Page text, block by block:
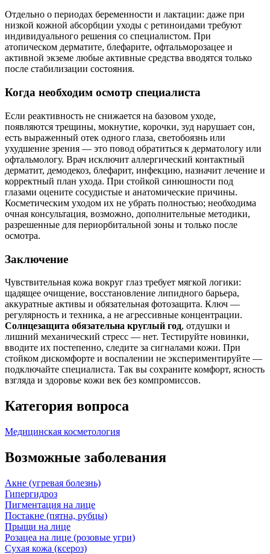
Отдельно о периодах беременности и лактации: даже при
низкой кожной абсорбции уходы с ретиноидами требуют
индивидуального решения со специалистом. При
атопическом дерматите, блефарите, офтальморозацее и
активной экземе любые активные средства вводятся только
после стабилизации состояния.
Когда необходим осмотр специалиста
Если реактивность не снижается на базовом уходе,
появляются трещины, мокнутие, корочки, зуд нарушает сон,
есть выраженный отек одного глаза, светобоязнь или
ухудшение зрения — это повод обратиться к дерматологу или
офтальмологу. Врач исключит аллергический контактный
дерматит, демодекоз, блефарит, инфекцию, назначит лечение и
корректный план ухода. При стойкой синюшности под
глазами оцените сосудистые и анатомические причины.
Косметическим уходом их не убрать полностью; необходима
очная консультация, возможно, дополнительные методики,
разрешенные для периорбитальной зоны и только после
осмотра.
Заключение
Чувствительная кожа вокруг глаз требует мягкой логики:
щадящее очищение, восстановление липидного барьера,
аккуратные активы и обязательная фотозащита. Ключ —
регулярность и техника, а не агрессивные концентрации.
Солнцезащита обязательна круглый год, отдушки и
лишний механический стресс — нет. Тестируйте новинки,
вводите их постепенно, следите за сигналами кожи. При
стойком дискомфорте и воспалении не экспериментируйте —
подключайте специалиста. Так вы сохраните комфорт, ясность
взгляда и здоровье кожи век без компромиссов.
Категория вопроса
Медицинская косметология
Возможные заболевания
Акне (угревая болезнь)
Гипергидроз
Пигментация на лице
Постакне (пятна, рубцы)
Прыщи на лице
Розацеа на лице (розовые угри)
Сухая кожа (ксероз)